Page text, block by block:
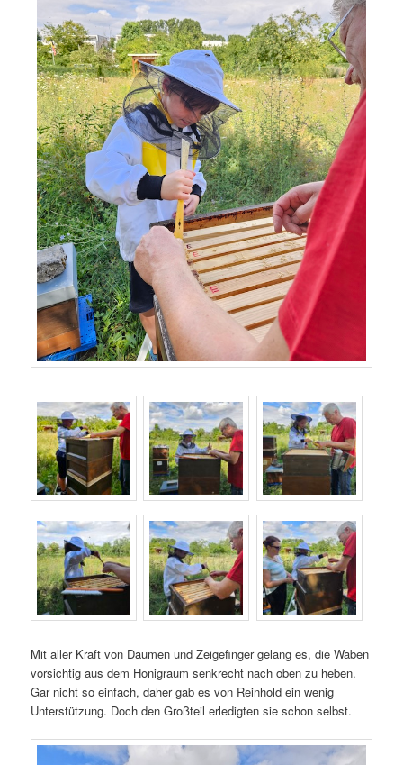
Mit aller Kraft von Daumen und Zeigefinger gelang es, die Waben
vorsichtig aus dem Honigraum senkrecht nach oben zu heben.
Gar nicht so einfach, daher gab es von Reinhold ein wenig
Unterstützung. Doch den Großteil erledigten sie schon selbst.